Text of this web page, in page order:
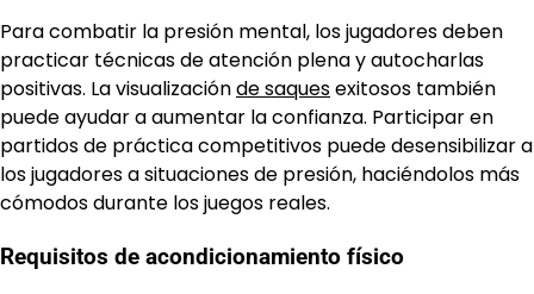
Para combatir la presión mental, los jugadores deben
practicar técnicas de atención plena y autocharlas
positivas. La visualizaciónde saquesexitosos también
puede ayudar a aumentar la confianza. Participar en
partidos de práctica competitivos puede desensibilizar a
los jugadores a situaciones de presión, haciéndolos más
cómodos durante los juegos reales.
Requisitos de acondicionamiento físico